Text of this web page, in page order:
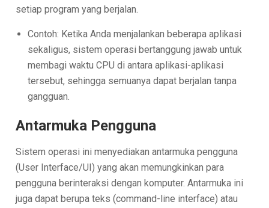
setiap program yang berjalan.
Contoh: Ketika Anda menjalankan beberapa aplikasi
sekaligus, sistem operasi bertanggung jawab untuk
membagi waktu CPU di antara aplikasi-aplikasi
tersebut, sehingga semuanya dapat berjalan tanpa
gangguan.
Antarmuka Pengguna
Sistem operasi ini menyediakan antarmuka pengguna
(User Interface/UI) yang akan memungkinkan para
pengguna berinteraksi dengan komputer. Antarmuka ini
juga dapat berupa teks (command-line interface) atau